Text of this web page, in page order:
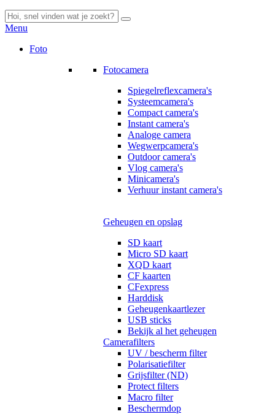
Menu
Foto
Fotocamera
Spiegelreflexcamera's
Systeemcamera's
Compact camera's
Instant camera's
Analoge camera
Wegwerpcamera's
Outdoor camera's
Vlog camera's
Minicamera's
Verhuur instant camera's
Geheugen en opslag
SD kaart
Micro SD kaart
XQD kaart
CF kaarten
CFexpress
Harddisk
Geheugenkaartlezer
USB sticks
Bekijk al het geheugen
Camerafilters
UV / bescherm filter
Polarisatiefilter
Grijsfilter (ND)
Protect filters
Macro filter
Beschermdop